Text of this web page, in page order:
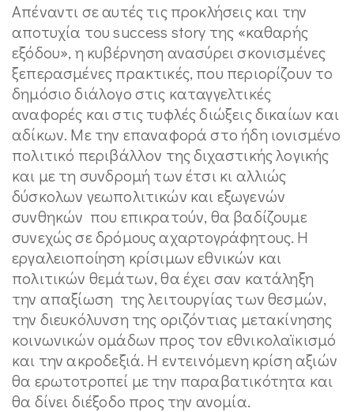
Απέναντι σε αυτές τις προκλήσεις και την
αποτυχία του success story της «καθαρής
εξόδου», η κυβέρνηση ανασύρει σκονισμένες
ξεπερασμένες πρακτικές, που περιορίζουν το
δημόσιο διάλογο στις καταγγελτικές
αναφορές και στις τυφλές διώξεις δικαίων και
αδίκων. Με την επαναφορά στο ήδη ιονισμένο
πολιτικό περιβάλλον της διχαστικής λογικής
και με τη συνδρομή των έτσι κι αλλιώς
δύσκολων γεωπολιτικών και εξωγενών
συνθηκών που επικρατούν, θα βαδίζουμε
συνεχώς σε δρόμους αχαρτογράφητους. Η
εργαλειοποίηση κρίσιμων εθνικών και
πολιτικών θεμάτων, θα έχει σαν κατάληξη
την απαξίωση της λειτουργίας των θεσμών,
την διευκόλυνση της οριζόντιας μετακίνησης
κοινωνικών ομάδων προς τον εθνικολαϊκισμό
και την ακροδεξιά. Η εντεινόμενη κρίση αξιών
θα ερωτοτροπεί με την παραβατικότητα και
θα δίνει διέξοδο προς την ανομία.